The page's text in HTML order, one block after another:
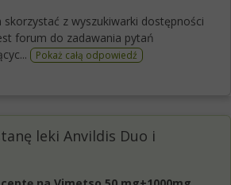
skorzystać z wyszukiwarki dostępności
forum do zadawania pytań
Pokaż całą odpowiedź
leki Anvildis Duo i